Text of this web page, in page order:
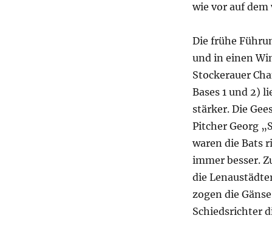
wie vor auf
Die frühe
und in einen
Stockerauer
Bases 1 und 2)
stärker. Die
Pitcher Georg
waren die Bats
immer besser.
die
zogen die
Schiedsrichter